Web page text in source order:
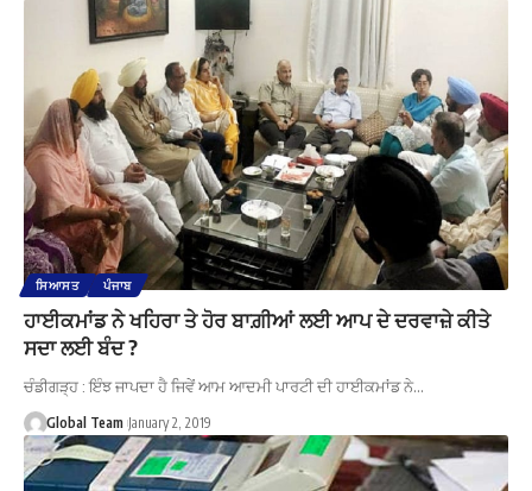
ਸਿਆਸਤ ਪੰਜਾਬ
ਹਾਈਕਮਾਂਡ ਨੇ ਖਹਿਰਾ ਤੇ ਹੋਰ ਬਾਗ਼ੀਆਂ ਲਈ ਆਪ ਦੇ ਦਰਵਾਜ਼ੇ ਕੀਤੇ
ਸਦਾ ਲਈ ਬੰਦ ?
ਚੰਡੀਗੜ੍ਹ : ਇੰਝ ਜਾਪਦਾ ਹੈ ਜਿਵੇਂ ਆਮ ਆਦਮੀ ਪਾਰਟੀ ਦੀ ਹਾਈਕਮਾਂਡ ਨੇ…
Global Team January 2, 2019